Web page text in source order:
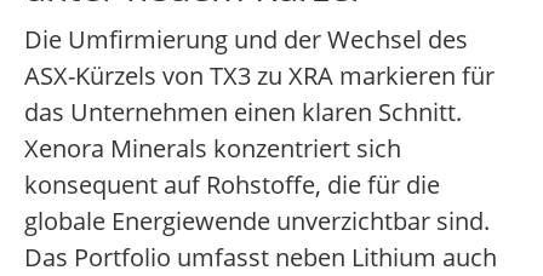
Die Umfirmierung und der Wechsel des
ASX-Kürzels von TX3 zu XRA markieren für
das Unternehmen einen klaren Schnitt.
Xenora Minerals konzentriert sich
konsequent auf Rohstoffe, die für die
globale Energiewende unverzichtbar sind.
Das Portfolio umfasst neben Lithium auch